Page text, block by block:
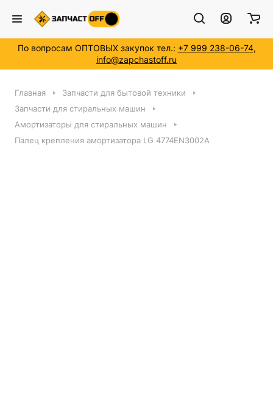
По вопросам ОПТОВЫХ закупок тел.: +7 999 238-06-74,
info@zapchastoff.ru
Главная
Запчасти для бытовой техники
Запчасти для стиральных машин
Амортизаторы для стиральных машин
Палец крепления амортизатора LG 4774EN3002A